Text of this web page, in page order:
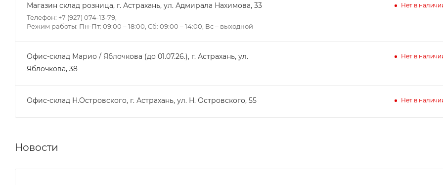
Магазин склад розница, г. Астрахань, ул. Адмирала Нахимова, 33
Телефон: +7 (927) 074-13-79,
Режим работы: Пн-Пт: 09:00 – 18:00, Сб: 09:00 – 14:00, Вс – выходной
Нет в
Офис-склад Марио / Яблочкова (до 01.07.26.), г. Астрахань, ул.
Яблочкова, 38
Нет в
Офис-склад Н.Островского, г. Астрахань, ул. Н. Островского, 55 Нет в
Новости